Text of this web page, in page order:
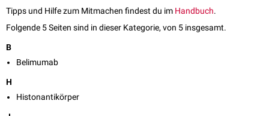
Tipps und Hilfe zum Mitmachen findest du im Handbuch.
Folgende 5 Seiten sind in dieser Kategorie, von 5 insgesamt.
B
Belimumab
H
Histonantikörper